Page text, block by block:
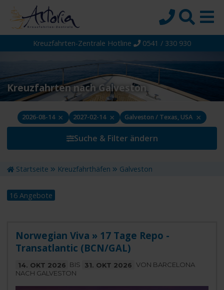
Startseite
Reiseziele
Themen
Reedereien
Suche
Kreuzfahrten-Zentrale Hotline 0541 / 330 930
Kreuzfahrten nach Galveston
Suche & Filter ändern
2026-08-14 × 2027-02-14 × Galveston / Texas, USA ×
Startseite Kreuzfahrthäfen Galveston
16 Angebote
Norwegian Viva » 17 Tage Repo -
Transatlantic (BCN/GAL)
14. OKT 2026 BIS 31. OKT 2026 VON BARCELONA
NACH GALVESTON